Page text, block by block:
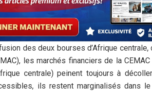
des deux bourses d’Afrique
les marchés financiers de la
centrale) peinent toujours à
ils restent marginalisés dans